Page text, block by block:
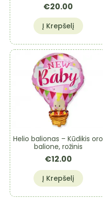
€20.00
Į Krepšelį
Helio balionas – Kūdikis oro
balione, rožinis
€12.00
Į Krepšelį